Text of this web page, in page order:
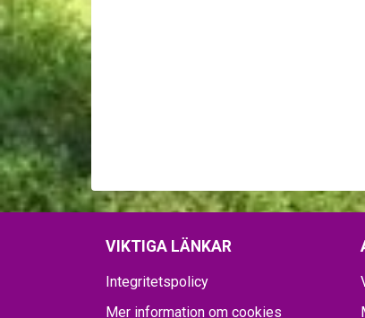
VIKTIGA LÄNKAR
Integritetspolicy
Mer information om cookies